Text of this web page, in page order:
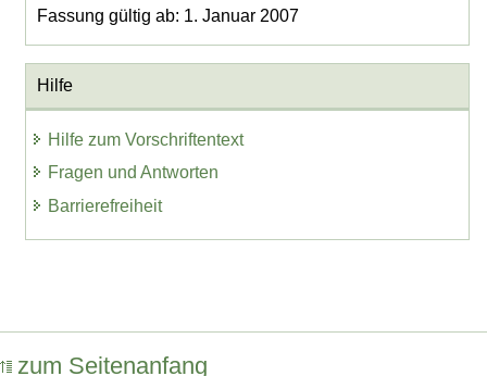
Fassung gültig ab: 1. Januar 2007
Hilfe
Hilfe zum Vorschriftentext
Fragen und Antworten
Barrierefreiheit
zum Seitenanfang